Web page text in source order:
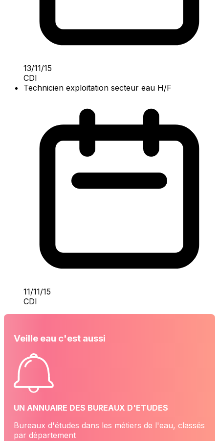
13/11/15
CDI
Technicien exploitation secteur eau H/F
11/11/15
CDI
Veille eau c'est aussi
UN ANNUAIRE DES BUREAUX D'ETUDES
Bureaux d'études dans les métiers de l'eau, classés
par département